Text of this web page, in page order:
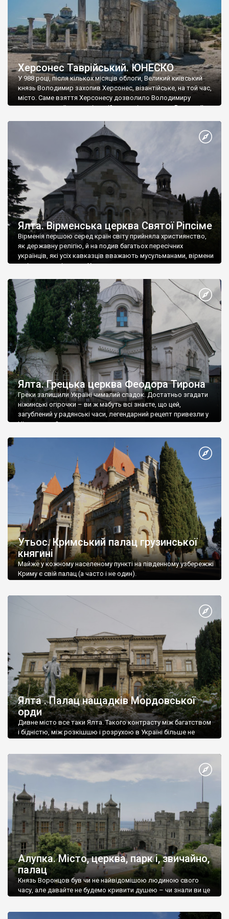
Херсонес Таврійський. ЮНЕСКО
У 988 році, після кількох місяців облоги, Великий київський
князь Володимир захопив Херсонес, візантійське, на той час,
місто. Саме взяття Херсонесу дозволило Володимиру
диктувати свої умови візантійському імператору Василю ІІ, та
Херсонесі Володимир-язичник, став Василем-християнином.
А потім було Хрещення Русі. На честь Херсонесу Таврійського
Ялта. Вірменська церква Святої Ріпсіме
Вірменія першою серед країн світу прийняла християнство,
як державну релігію, й на подив багатьох пересічних
українців, які усіх кавказців вважають мусульманами, вірмени
є відданими вірянами Христа
Ялта. Грецька церква Феодора Тирона
Греки залишили Україні чималий спадок. Достатньо згадати
ніжинські огірочки – ви ж мабуть всі знаєте, що цей,
загублений у радянські часи, легендарний рецепт привезли у
Ніжин греки?
Утьос. Кримський палац грузинської
княгині
Майже у кожному населеному пункті на південному узбережжі
Криму є свій палац (а часто і не один).
Ялта . Палац нащадків Мордовської
орди
Дивне місто все таки Ялта. Такого контрасту між багатством
і бідністю, між розкішшю і розрухою в Україні більше не
Алупка. Місто, церква, парк і, звичайно,
палац
Князь Воронцов був чи не найвідомішою людиною свого
часу, але давайте не будемо кривити душею – чи знали ви це